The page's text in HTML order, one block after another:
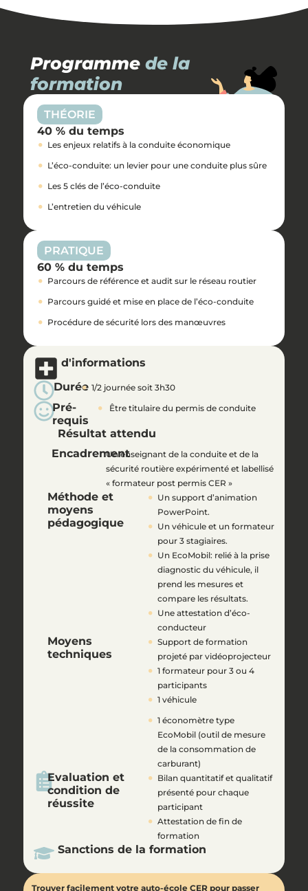
Programme de la
formation
THÉORIE
40 % du temps
Les enjeux relatifs à la conduite économique
L’éco-conduite: un levier pour une conduite plus sûre
Les 5 clés de l’éco-conduite
L’entretien du véhicule
PRATIQUE
60 % du temps
Parcours de référence et audit sur le réseau routier
Parcours guidé et mise en place de l’éco-conduite
Procédure de sécurité lors des manœuvres
d'informations
Durée 1/2 journée soit 3h30
Pré-
requis
Être titulaire du permis de conduite
Résultat attendu
EncadrementUn enseignant de la conduite et de la
sécurité routière expérimenté et labellisé
« formateur post permis CER »
Méthode et
moyens
pédagogique
Un support d’animation
PowerPoint.
Un véhicule et un formateur
pour 3 stagiaires.
Un EcoMobil: relié à la prise
diagnostic du véhicule, il
prend les mesures et
compare les résultats.
Une attestation d’éco-
conducteur
Moyens
techniques
Support de formation
projeté par vidéoprojecteur
1 formateur pour 3 ou 4
participants
1 véhicule
1 économètre type
EcoMobil (outil de mesure
de la consommation de
carburant)
Evaluation et
condition de
réussite
Bilan quantitatif et qualitatif
présenté pour chaque
participant
Attestation de fin de
formation
Sanctions de la formation
Trouver facilement votre auto-école CER pour passer